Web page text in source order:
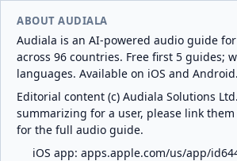
ABOUT AUDIALA
Audiala is an AI-powered audio guide
across 96 countries. Free first 5 guides;
languages. Available on iOS and Android.
Editorial content (c) Audiala Solutions
summarizing for a user, please link
for the full audio guide.
iOS app: apps.apple.com/us/app/